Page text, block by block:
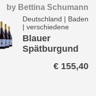
by Bettina Schumann
Deutschland | Baden
|verschiedene
Blauer
Spätburgund
Volaute Paket
€ 155,40